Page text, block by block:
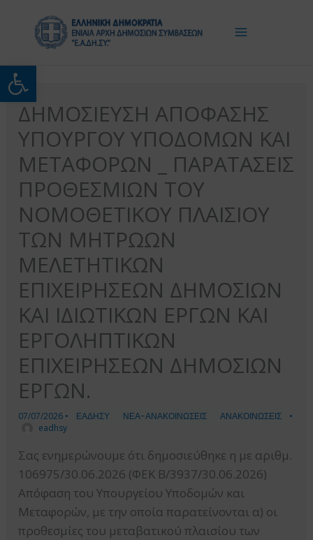
Ανοίξτε τη γραμμή
περιεχόμενο
ΔΗΜΟΣΙΕΥΣΗ ΑΠΟΦΑΣΗΣ
ΥΠΟΥΡΓΟΥ ΥΠΟΔΟΜΩΝ ΚΑΙ
ΜΕΤΑΦΟΡΩΝ _ ΠΑΡΑΤΑΣΕΙΣ
ΠΡΟΘΕΣΜΙΩΝ ΤΟΥ
ΝΟΜΟΘΕΤΙΚΟΥ ΠΛΑΙΣΙΟΥ
ΤΩΝ ΜΗΤΡΩΩΝ
ΜΕΛΕΤΗΤΙΚΩΝ
ΕΠΙΧΕΙΡΗΣΕΩΝ ΔΗΜΟΣΙΩΝ
ΚΑΙ ΙΔΙΩΤΙΚΩΝ ΕΡΓΩΝ ΚΑΙ
ΕΡΓΟΛΗΠΤΙΚΩΝ
ΕΠΙΧΕΙΡΗΣΕΩΝ ΔΗΜΟΣΙΩΝ
ΕΡΓΩΝ.
07/07/2026 • ΕΑΔΗΣΥ ΝΕΑ-ΑΝΑΚΟΙΝΩΣΕΙΣ ΑΝΑΚΟΙΝΩΣΕΙΣ
•
eadhsy
Σας ενημερώνουμε ότι δημοσιεύθηκε η με αριθμ.
106975/30.06.2026 (ΦΕΚ Β/3937/30.06.2026)
Απόφαση του Υπουργείου Υποδομών και
Μεταφορών, με την οποία παρατείνονται α) οι
προθεσμίες του μεταβατικού πλαισίου των